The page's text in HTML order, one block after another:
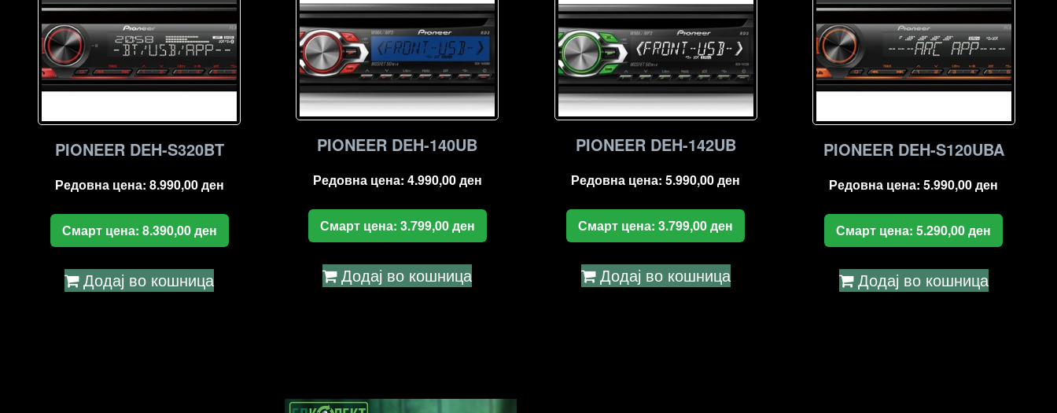
PIONEER DEH-S320BT
Редовна цена: 8.990,00ден
Смарт цена: 8.390,00ден
Додај во кошница
PIONEER DEH-140UB
Редовна цена: 4.990,00ден
Смарт цена: 3.799,00ден
Додај во кошница
PIONEER DEH-142UB
Редовна цена:5.990,00ден
Смарт цена:3.799,00ден
Додај во кошница
PIONEER DEH-S120UBA
Редовна цена:5.990,00ден
Смарт цена:5.290,00ден
Додај во кошница